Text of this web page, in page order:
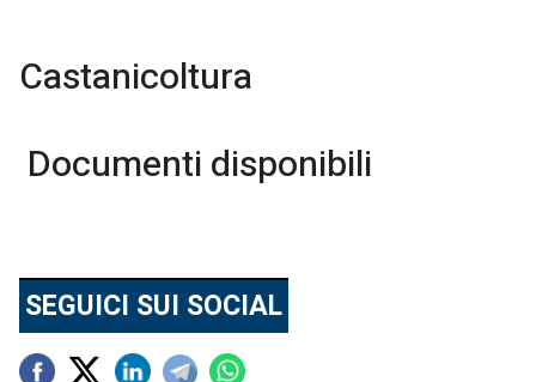
Castanicoltura
Documenti disponibili
SEGUICI SUI SOCIAL